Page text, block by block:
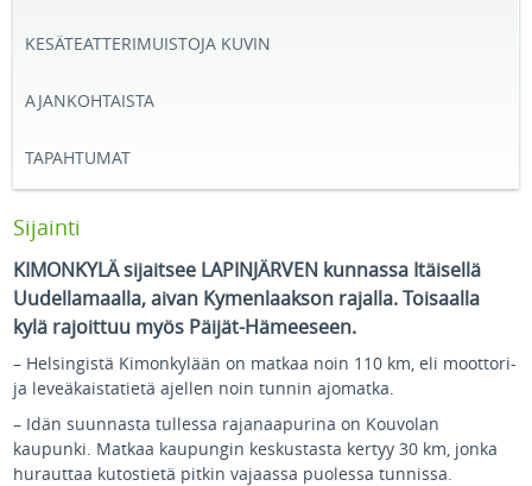
KESÄTEATTERIMUISTOJA KUVIN
AJANKOHTAISTA
TAPAHTUMAT
Sijainti
KIMONKYLÄ sijaitsee LAPINJÄRVEN kunnassa Itäisellä
Uudellamaalla, aivan Kymenlaakson rajalla. Toisaalla
kylä rajoittuu myös Päijät-Hämeeseen.
– Helsingistä Kimonkylään on matkaa noin 110 km, eli moottori-
ja leveäkaistatietä ajellen noin tunnin ajomatka.
– Idän suunnasta tullessa rajanaapurina on Kouvolan
kaupunki. Matkaa kaupungin keskustasta kertyy 30 km, jonka
hurauttaa kutostietä pitkin vajaassa puolessa tunnissa.